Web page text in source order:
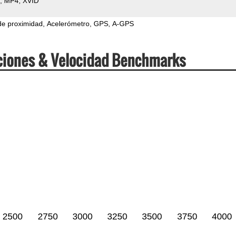
proximidad Acelerómetro GPS A-GPS
& Velocidad Benchmarks
2500 2750 3000 3250 3500 3750 4000